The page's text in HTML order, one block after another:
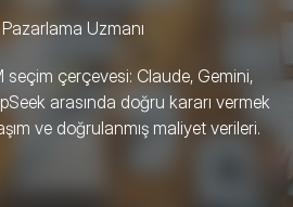
Uzmanı
arasında doğru kararı vermek
ve doğrulanmış maliyet verileri.